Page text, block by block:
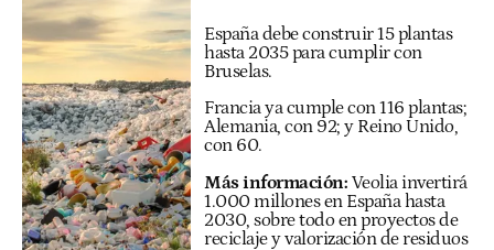
España debe construir 15 plantas
hasta 2035 para cumplir con
Bruselas.
Francia ya cumple con 116 plantas;
Alemania, con 92; y Reino Unido,
con 60.
Más información: Veolia invertirá
1.000 millones en España hasta
2030, sobre todo en proyectos de
reciclaje y valorización de residuos